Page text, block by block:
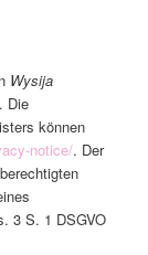
Wysija
Die
können
notice/. Der
3 S. 1 DSGVO